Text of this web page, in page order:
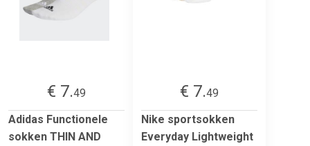
€ 7.49
Adidas Functionele
sokken THIN AND
€ 7.49
Nike sportsokken
Everyday Lightweight